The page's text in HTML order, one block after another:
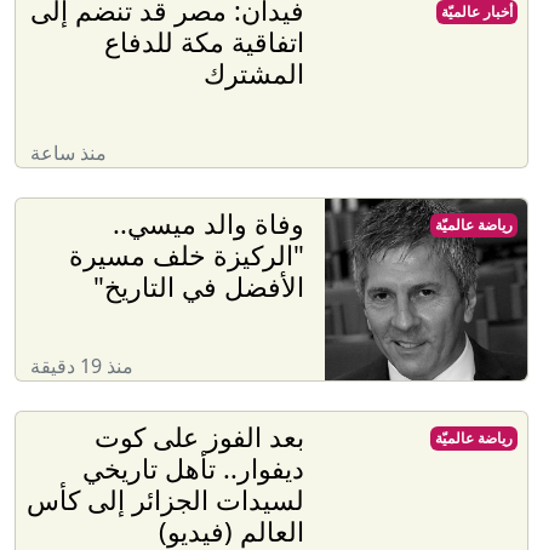
فيدان: مصر قد تنضم إلى
اتفاقية مكة للدفاع
المشترك
منذ ساعة
أخبار عالميّة
وفاة والد ميسي..
"الركيزة خلف مسيرة
الأفضل في التاريخ"
منذ 19 دقيقة
رياضة عالميّة
بعد الفوز على كوت
ديفوار.. تأهل تاريخي
لسيدات الجزائر إلى كأس
العالم (فيديو)
رياضة عالميّة